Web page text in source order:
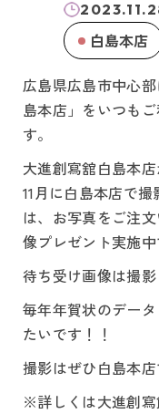
白島本店
広島県広島市中心
島本店」をいつも
す。
大進創寫舘白島本店
11月に白島本店で
は、お写真をご注
像プレゼント実施
待ち受け画像は撮影
毎年年賀状のデー
たいです！！
撮影はぜひ白島本店
※詳しくは大進創